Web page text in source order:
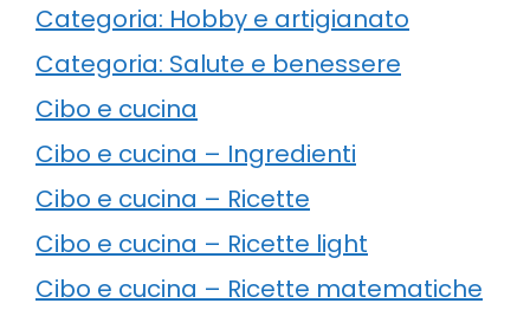
Categoria: Hobby e artigianato
Categoria: Salute e benessere
Cibo e cucina
Cibo e cucina – Ingredienti
Cibo e cucina – Ricette
Cibo e cucina – Ricette light
Cibo e cucina – Ricette matematiche